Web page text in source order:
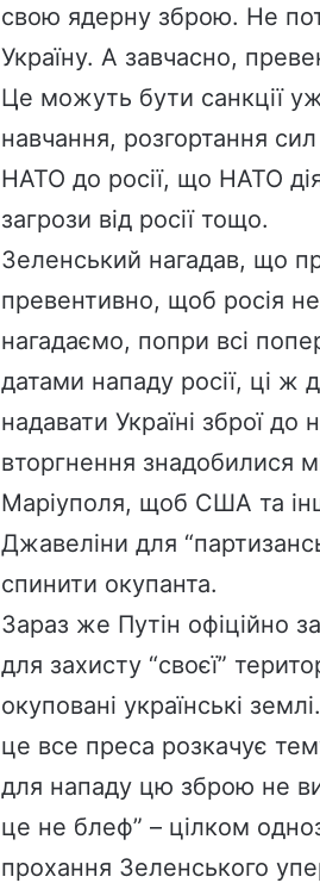
свою ядерну зброю. Не
Україну. А завчасно,
Це можуть бути санкції
навчання, розгортання
НАТО до росії, що НАТО
загрози від росії тощо.
Зеленський нагадав, що
превентивно, щоб росія
нагадаємо, попри всі
датами нападу росії, ці ж
надавати Україні зброї
вторгнення знадобилися
Маріуполя, щоб США та
Джавеліни для
спинити окупанта.
Зараз же Путін офіційно
для захисту “своєї”
окуповані українські
це все преса розкачує
для нападу цю зброю не
це не блеф” – цілком
прохання Зеленського